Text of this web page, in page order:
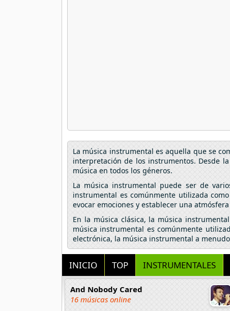
La música instrumental es aquella que se
interpretación de los instrumentos. Desde
música en todos los géneros.
La música instrumental puede ser de
instrumental es comúnmente utilizada
evocar emociones y establecer una
En la música clásica, la música
música instrumental es comúnmente
electrónica, la música instrumental a
INICIO TOP INSTRUMENTALES
And Nobody Cared
16 músicas online